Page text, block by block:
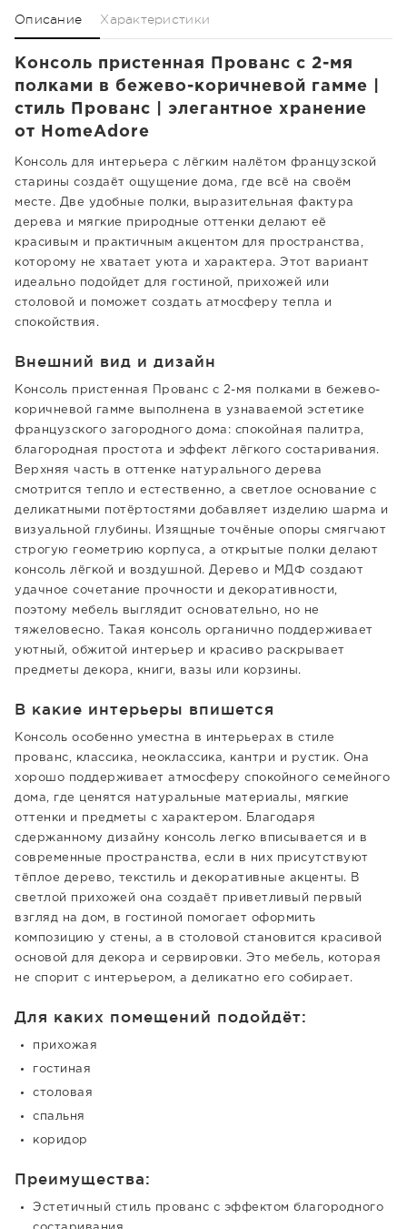
Описание Характеристики
Консоль пристенная Прованс с 2-мя
полками в бежево-коричневой гамме |
стиль Прованс | элегантное хранение
от HomeAdore
Консоль для интерьера с лёгким налётом французской
старины создаёт ощущение дома, где всё на своём
месте. Две удобные полки, выразительная фактура
дерева и мягкие природные оттенки делают её
красивым и практичным акцентом для пространства,
которому не хватает уюта и характера. Этот вариант
идеально подойдет для гостиной, прихожей или
столовой и поможет создать атмосферу тепла и
спокойствия.
Внешний вид и дизайн
Консоль пристенная Прованс с 2-мя полками в бежево-
коричневой гамме выполнена в узнаваемой эстетике
французского загородного дома: спокойная палитра,
благородная простота и эффект лёгкого состаривания.
Верхняя часть в оттенке натурального дерева
смотрится тепло и естественно, а светлое основание с
деликатными потёртостями добавляет изделию шарма и
визуальной глубины. Изящные точёные опоры смягчают
строгую геометрию корпуса, а открытые полки делают
консоль лёгкой и воздушной. Дерево и МДФ создают
удачное сочетание прочности и декоративности,
поэтому мебель выглядит основательно, но не
тяжеловесно. Такая консоль органично поддерживает
уютный, обжитой интерьер и красиво раскрывает
предметы декора, книги, вазы или корзины.
В какие интерьеры впишется
Консоль особенно уместна в интерьерах в стиле
прованс, классика, неоклассика, кантри и рустик. Она
хорошо поддерживает атмосферу спокойного семейного
дома, где ценятся натуральные материалы, мягкие
оттенки и предметы с характером. Благодаря
сдержанному дизайну консоль легко вписывается и в
современные пространства, если в них присутствуют
тёплое дерево, текстиль и декоративные акценты. В
светлой прихожей она создаёт приветливый первый
взгляд на дом, в гостиной помогает оформить
композицию у стены, а в столовой становится красивой
основой для декора и сервировки. Это мебель, которая
не спорит с интерьером, а деликатно его собирает.
Для каких помещений подойдёт:
прихожая
гостиная
столовая
спальня
коридор
Преимущества:
Эстетичный стиль прованс с эффектом благородного